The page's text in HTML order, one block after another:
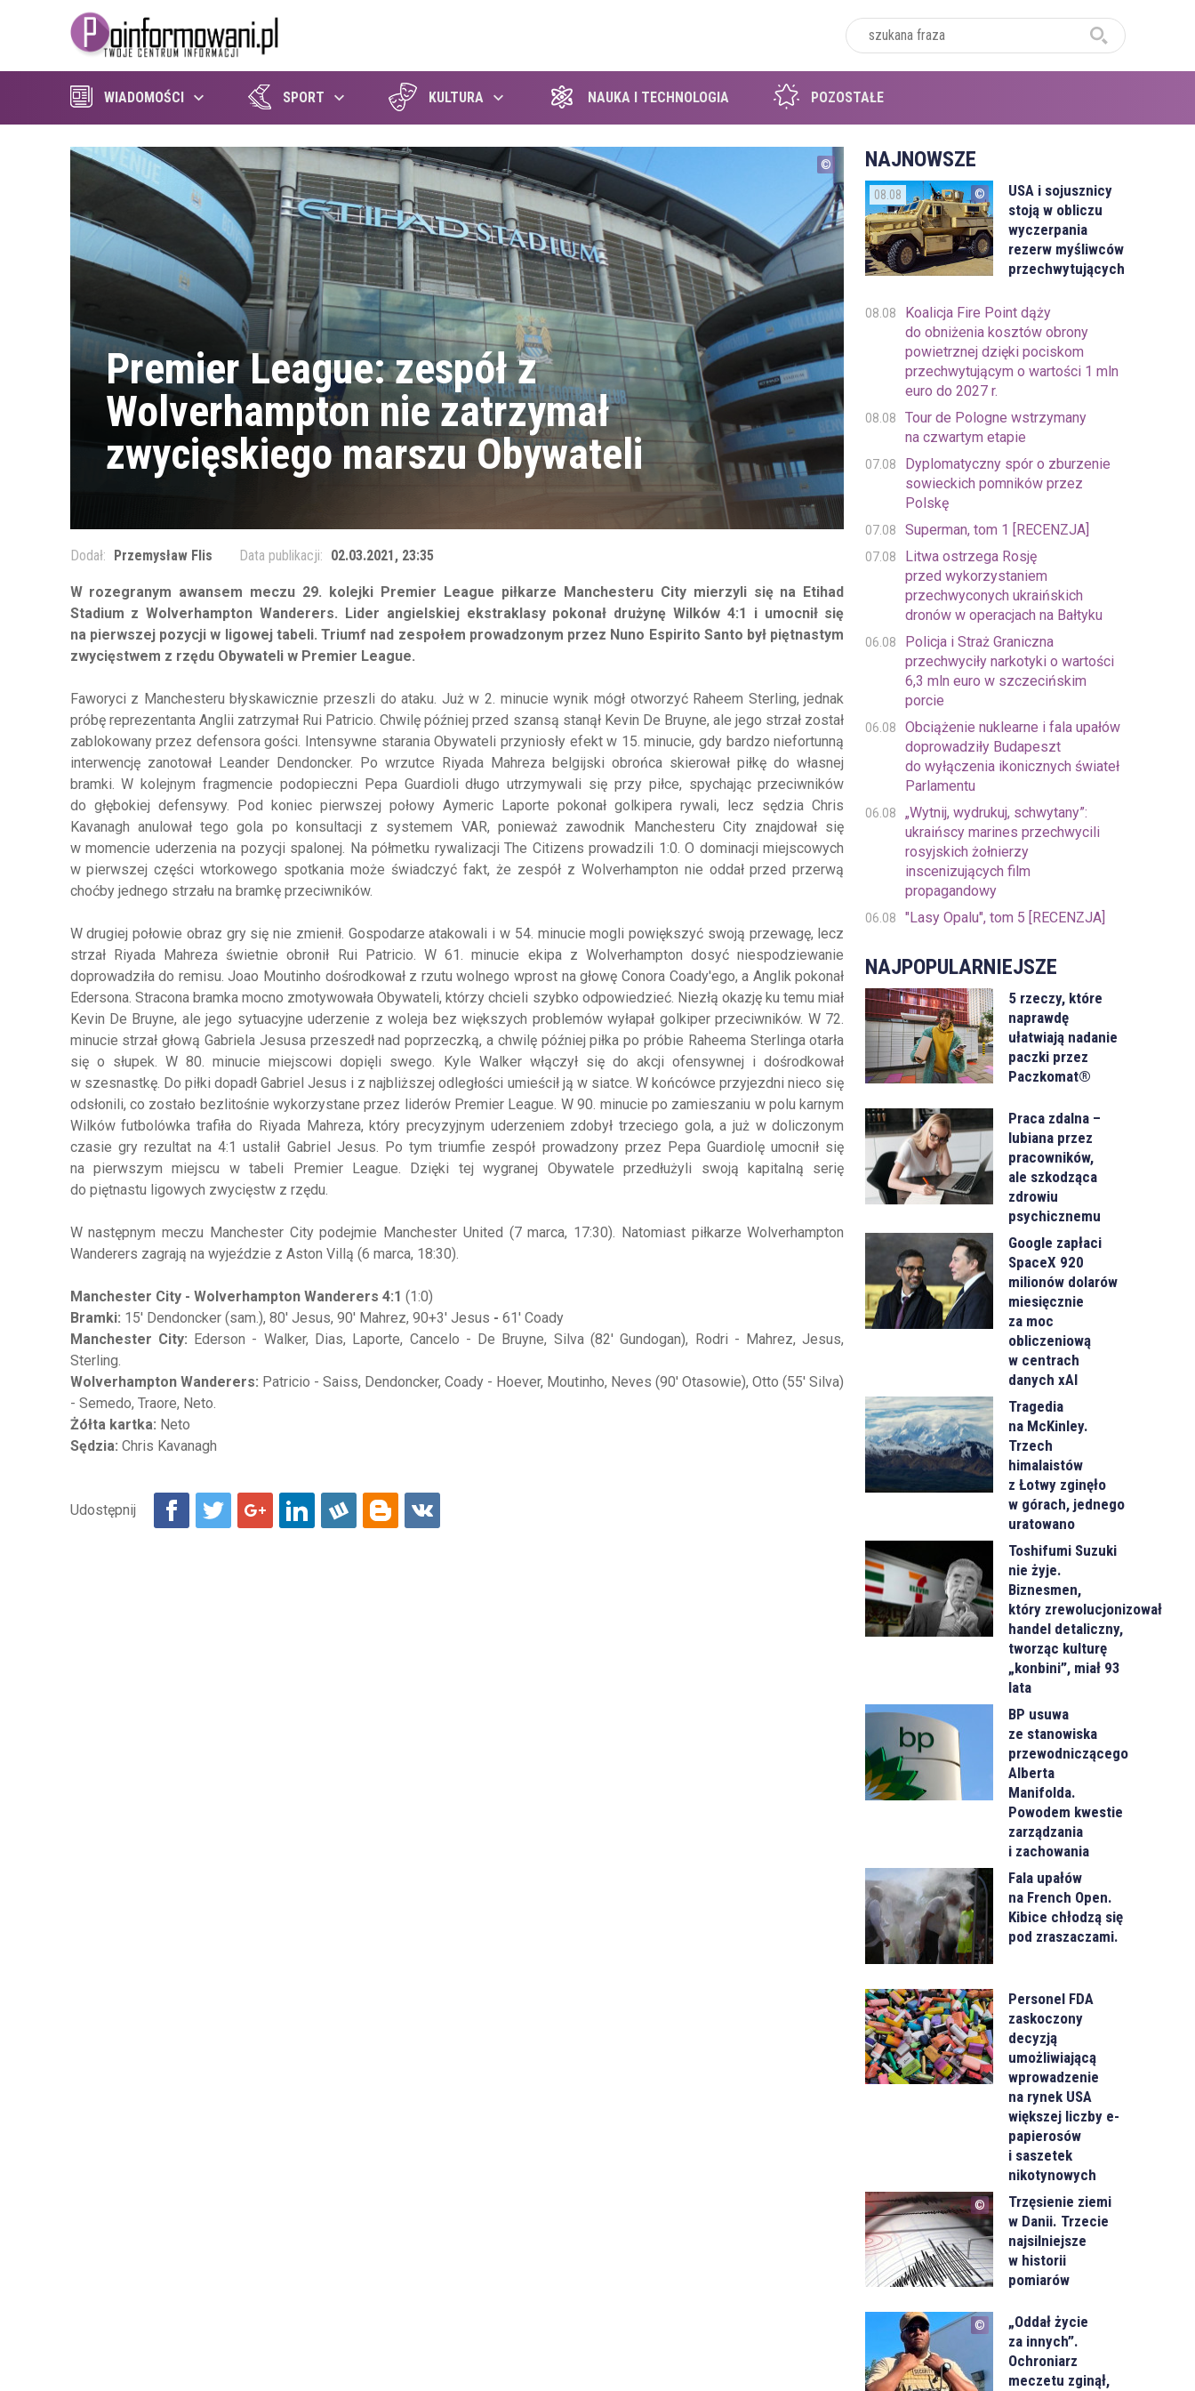
WIADOMOŚCI SPORT KULTURA NAUKA I TECHNOLOGIA POZOSTAŁE
Premier League: zespół z
Wolverhampton nie zatrzymał
zwycięskiego marszu Obywateli
Dodał: Przemysław Flis Data publikacji: 02.03.2021, 23:35
W rozegranym awansem meczu 29. kolejki Premier League piłkarze Manchesteru City mierzyli się na Etihad
Stadium z Wolverhampton Wanderers.
Lider angielskiej ekstraklasy pokonał drużynę Wilków 4:1 i umocnił się
na pierwszej pozycji w ligowej tabeli. Triumf nad zespołem prowadzonym przez Nuno Espirito Santo był piętnastym
zwycięstwem z rzędu Obywateli w Premier League.
Faworyci z Manchesteru błyskawicznie przeszli do ataku. Już w 2. minucie wynik mógł otworzyć Raheem Sterling, jednak
próbę reprezentanta Anglii zatrzymał Rui Patricio. Chwilę później przed szansą stanął Kevin De Bruyne, ale jego strzał został
zablokowany przez defensora gości. Intensywne starania Obywateli przyniosły efekt w 15. minucie, gdy bardzo niefortunną
interwencję zanotował Leander Dendoncker. Po wrzutce Riyada Mahreza belgijski obrońca skierował piłkę do własnej
bramki. W kolejnym fragmencie podopieczni Pepa Guardioli długo utrzymywali się przy piłce, spychając przeciwników
do głębokiej defensywy. Pod koniec pierwszej połowy Aymeric Laporte pokonał golkipera rywali, lecz sędzia Chris
Kavanagh anulował tego gola po konsultacji z systemem VAR, ponieważ zawodnik Manchesteru City znajdował się
w momencie uderzenia na pozycji spalonej. Na półmetku rywalizacji The Citizens prowadzili 1:0. O dominacji miejscowych
w pierwszej części wtorkowego spotkania może świadczyć fakt, że zespół z Wolverhampton nie oddał przed przerwą
choćby jednego strzału na bramkę przeciwników.
W drugiej połowie obraz gry się nie zmienił. Gospodarze atakowali i w 54. minucie mogli powiększyć swoją przewagę, lecz
strzał Riyada Mahreza świetnie obronił Rui Patricio. W 61. minucie ekipa z Wolverhampton dosyć niespodziewanie
doprowadziła do remisu. Joao Moutinho dośrodkował z rzutu wolnego wprost na głowę Conora Coady'ego, a Anglik pokonał
Edersona. Stracona bramka mocno zmotywowała Obywateli, którzy chcieli szybko odpowiedzieć. Niezłą okazję ku temu miał
Kevin De Bruyne, ale jego sytuacyjne uderzenie z woleja bez większych problemów wyłapał golkiper przeciwników. W 72.
minucie strzał głową Gabriela Jesusa przeszedł nad poprzeczką, a chwilę później piłka po próbie Raheema Sterlinga otarła
się o słupek. W 80. minucie miejscowi dopięli swego. Kyle Walker włączył się do akcji ofensywnej i dośrodkował
w szesnastkę. Do piłki dopadł Gabriel Jesus i z najbliższej odległości umieścił ją w siatce. W końcówce przyjezdni nieco się
odsłonili, co zostało bezlitośnie wykorzystane przez liderów Premier League. W 90. minucie po zamieszaniu w polu karnym
Wilków futbolówka trafiła do Riyada Mahreza, który precyzyjnym uderzeniem zdobył trzeciego gola, a już w doliczonym
czasie gry rezultat na 4:1 ustalił Gabriel Jesus. Po tym triumfie zespół prowadzony przez Pepa Guardiolę umocnił się
na pierwszym miejscu w tabeli Premier League. Dzięki tej wygranej Obywatele przedłużyli swoją kapitalną serię
do piętnastu ligowych zwycięstw z rzędu.
W następnym meczu Manchester City podejmie Manchester United (7 marca, 17:30). Natomiast piłkarze Wolverhampton
Wanderers zagrają na wyjeździe z Aston Villą (6 marca, 18:30).
Manchester City - Wolverhampton Wanderers 4:1 (1:0)
Bramki: 15' Dendoncker (sam.), 80' Jesus, 90' Mahrez, 90+3' Jesus - 61' Coady
Manchester City: Ederson - Walker, Dias, Laporte, Cancelo - De Bruyne, Silva (82' Gundogan), Rodri - Mahrez, Jesus,
Sterling.
Wolverhampton Wanderers: Patricio - Saiss, Dendoncker, Coady - Hoever, Moutinho, Neves (90' Otasowie), Otto (55' Silva)
- Semedo, Traore, Neto.
Żółta kartka: Neto
Sędzia: Chris Kavanagh
NAJNOWSZE
08.08
USA i sojusznicy
stoją w obliczu
wyczerpania
rezerw myśliwców
przechwytujących
08.08
Koalicja Fire Point dąży
do obniżenia kosztów obrony
powietrznej dzięki pociskom
przechwytującym o wartości 1 mln
euro do 2027 r.
08.08
Tour de Pologne wstrzymany
na czwartym etapie
07.08
Dyplomatyczny spór o zburzenie
sowieckich pomników przez
Polskę
07.08 Superman, tom 1 [RECENZJA]
07.08
Litwa ostrzega Rosję
przed wykorzystaniem
przechwyconych ukraińskich
dronów w operacjach na Bałtyku
06.08
Policja i Straż Graniczna
przechwyciły narkotyki o wartości
6,3 mln euro w szczecińskim
porcie
06.08
Obciążenie nuklearne i fala upałów
doprowadziły Budapeszt
do wyłączenia ikonicznych świateł
Parlamentu
06.08
„Wytnij, wydrukuj, schwytany”:
ukraińscy marines przechwycili
rosyjskich żołnierzy
inscenizujących film
propagandowy
06.08 "Lasy Opalu", tom 5 [RECENZJA]
NAJPOPULARNIEJSZE
5 rzeczy, które
naprawdę
ułatwiają nadanie
paczki przez
Paczkomat®
Praca zdalna –
lubiana przez
pracowników,
ale szkodząca
zdrowiu
psychicznemu
Google zapłaci
SpaceX 920
milionów dolarów
miesięcznie
za moc
obliczeniową
w centrach
danych xAI
Tragedia
na McKinley.
Trzech
himalaistów
z Łotwy zginęło
w górach, jednego
uratowano
Toshifumi Suzuki
nie żyje.
Biznesmen,
który zrewolucjonizował
handel detaliczny,
tworząc kulturę
„konbini”, miał 93
lata
BP usuwa
ze stanowiska
przewodniczącego
Alberta
Manifolda.
Powodem kwestie
zarządzania
i zachowania
Fala upałów
na French Open.
Kibice chłodzą się
pod zraszaczami.
Personel FDA
zaskoczony
decyzją
umożliwiającą
wprowadzenie
na rynek USA
większej liczby e-
papierosów
i saszetek
nikotynowych
Trzęsienie ziemi
w Danii. Trzecie
najsilniejsze
w historii
pomiarów
„Oddał życie
za innych”.
Ochroniarz
meczetu zginął,